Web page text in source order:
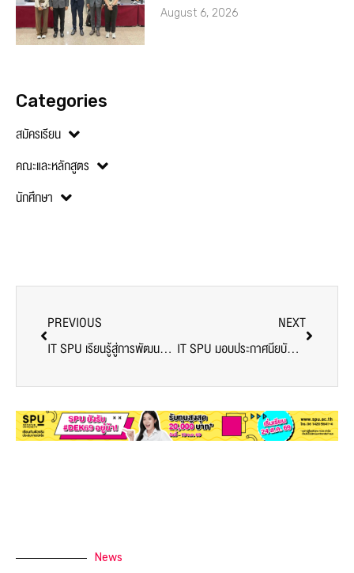
August 6, 2026
Categories
สมัครเรียน
คณะและหลักสูตร
นักศึกษา
PREVIOUS
IT SPU เรียนรู้สู่การพัฒนาตนเอง กับราชบัณฑิตและนายกสภา ม.ศรีปทุม
NEXT
IT SPU มอบประกาศนียบัตรผู้ผ่านการอบรมบัณฑิตพันธุ์ใหม่ IOT #2 Final Project Presentation
News